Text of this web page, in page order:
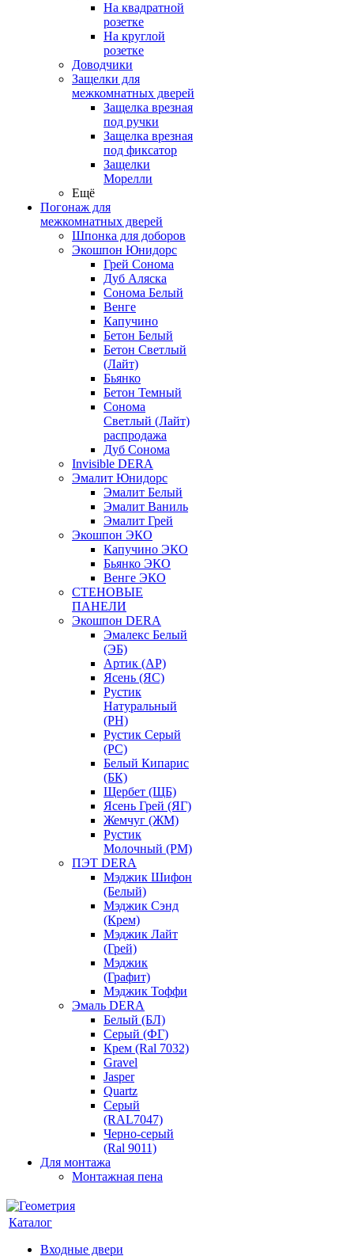
На квадратной
розетке
На круглой
розетке
Доводчики
Защелки для
межкомнатных дверей
Защелка врезная
под ручки
Защелка врезная
под фиксатор
Защелки
Морелли
Ещё
Погонаж для
межкомнатных дверей
Шпонка для доборов
Экошпон Юнидорс
Грей Сонома
Дуб Аляска
Сонома Белый
Венге
Капучино
Бетон Белый
Бетон Светлый
(Лайт)
Бьянко
Бетон Темный
Сонома
Светлый (Лайт)
распродажа
Дуб Сонома
Invisible DERA
Эмалит Юнидорс
Эмалит Белый
Эмалит Ваниль
Эмалит Грей
Экошпон ЭКО
Капучино ЭКО
Бьянко ЭКО
Венге ЭКО
СТЕНОВЫЕ
ПАНЕЛИ
Экошпон DERA
Эмалекс Белый
(ЭБ)
Артик (АР)
Ясень (ЯС)
Рустик
Натуральный
(РН)
Рустик Серый
(РС)
Белый Кипарис
(БК)
Щербет (ЩБ)
Ясень Грей (ЯГ)
Жемчуг (ЖМ)
Рустик
Молочный (РМ)
ПЭТ DERA
Мэджик Шифон
(Белый)
Мэджик Сэнд
(Крем)
Мэджик Лайт
(Грей)
Мэджик
(Графит)
Мэджик Тоффи
Эмаль DERA
Белый (БЛ)
Серый (ФГ)
Крем (Ral 7032)
Gravel
Jasper
Quartz
Серый
(RAL7047)
Черно-серый
(Ral 9011)
Для монтажа
Монтажная пена
Каталог
Входные двери